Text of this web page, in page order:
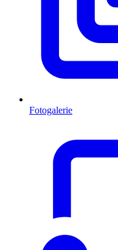
Fotogalerie